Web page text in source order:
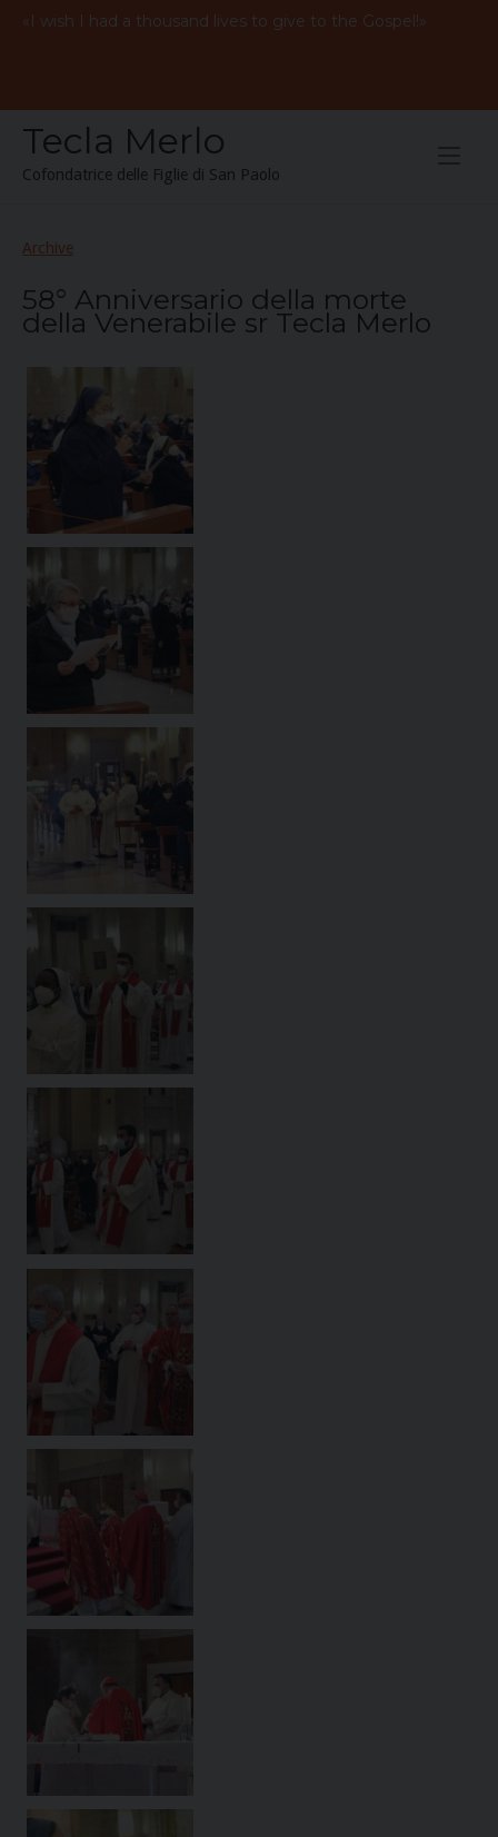
«I wish I had a thousand lives to give to the Gospel!»
Tecla Merlo
Cofondatrice delle Figlie di San Paolo
Archive
58° Anniversario della morte
della Venerabile sr Tecla Merlo